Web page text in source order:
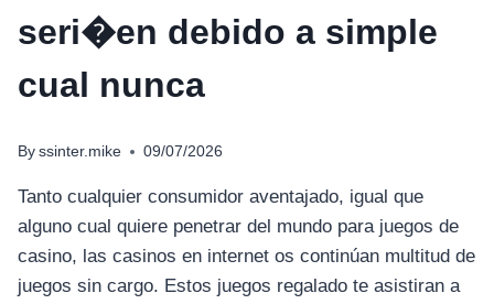
seri�en debido a simple
cual nunca
By ssinter.mike 09/07/2026
Tanto cualquier consumidor aventajado, igual que
alguno cual quiere penetrar del mundo para juegos de
casino, las casinos en internet os continúan multitud de
juegos sin cargo. Estos juegos regalado te asistiran a